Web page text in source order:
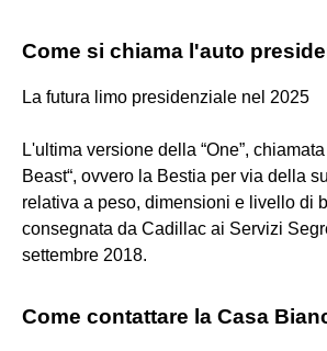
Come si chiama l'auto
La futura limo presidenziale nel 2025
L'ultima versione della “One”,
Beast“, ovvero la Bestia per via della
relativa a peso, dimensioni e livello di
consegnata da Cadillac ai Servizi
settembre 2018.
Come contattare la Casa